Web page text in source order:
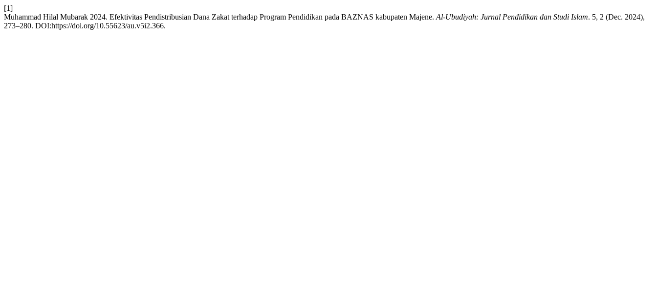
[1]
Muhammad Hilal Mubarak 2024. Efektivitas Pendistribusian Dana Zakat terhadap Program Pendidikan pada BAZNAS kabupaten Majene. Al-Ubudiyah: Jurnal Pendidikan dan Studi Islam. 5, 2 (Dec. 2024),
273–280. DOI:https://doi.org/10.55623/au.v5i2.366.